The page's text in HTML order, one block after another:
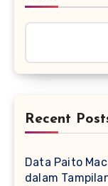
Recent
Data Paito
dalam